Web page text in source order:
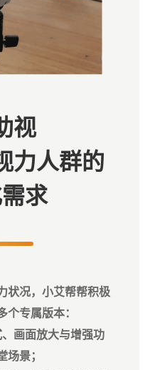
视
力人群的
求
状况，小艾帮帮积极
个专属版本：
画面放大与增强功
场景；